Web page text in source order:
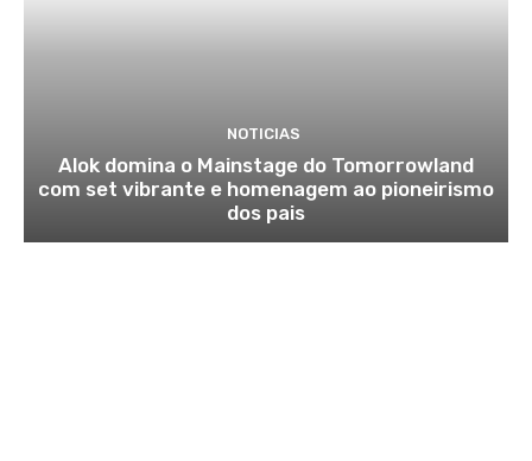
NOTICIAS
Alok domina o Mainstage do Tomorrowland
com set vibrante e homenagem ao pioneirismo
dos pais